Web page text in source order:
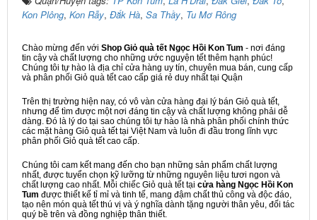
Kon Plông, Kon Rẫy, Đắk Hà, Sa Thầy, Tu Mơ Rông
Chào mừng đến với Shop Giỏ quà tết Ngọc Hồi Kon Tum - nơi đáng
tin cậy và chất lượng cho những ước nguyện tết thêm hạnh phúc!
Chúng tôi tự hào là địa chỉ cửa hàng uy tín, chuyên mua bán, cung cấp
và phân phối Giỏ quà tết cao cấp giá rẻ duy nhất tại Quận
Trên thị trường hiện nay, có vô vàn cửa hàng đại lý bán Giỏ quà tết,
nhưng để tìm được một nơi đáng tin cậy và chất lượng không phải dễ
dàng. Đó là lý do tại sao chúng tôi tự hào là nhà phân phối chính thức
các mặt hàng Giỏ quà tết tại Việt Nam và luôn đi đầu trong lĩnh vực
phân phối Giỏ quà tết cao cấp.
Chúng tôi cam kết mang đến cho bạn những sản phẩm chất lượng
nhất, được tuyển chọn kỹ lưỡng từ những nguyên liệu tươi ngon và
chất lượng cao nhất. Mỗi chiếc Giỏ quà tết tại cửa hàng Ngọc Hồi Kon
Tum được thiết kế tỉ mỉ và tinh tế, mang đậm chất thủ công và độc đáo,
tạo nên món quà tết thú vị và ý nghĩa dành tặng người thân yêu, đối tác
quý bề trên và đồng nghiệp thân thiết.